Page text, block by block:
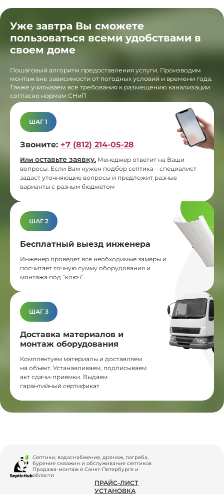
Уже завтра Вы сможете
пользоваться всеми удобствами в
своем доме
Пошаговый алгоритм предоставления услуги. Производим
монтаж вне зависимости от погодных условий и времени года.
Также учитываем все требования к размещению канализации
согласно нормам СНиП
ШАГ 1
Звоните: +7 (812) 214-05-28
Или оставьте заявку. Менеджер ответит на Ваши
вопросы. Если Вам нужен подбор септика – специалист
задаст уточняющие вопросы и предложит разные
варианты с разным бюджетом
ШАГ 2
Бесплатный выезд инженера
Инженер проведет все необходимые замеры и
посчитает точную сумму оборудования и
монтажа под “ключ”.
ШАГ 3
Доставка материалов и
монтаж оборудования
Комплектуем материалы и доставляем
на объект. Устанавливаем, подписываем
акт сдачи-приемки. Выдаем
гарантийный сертификат
Септики, водоснабжение, дренаж, погреба,
бурение скважин и обслуживание септиков
Продажа-монтаж в Санкт-Петербурге и
области
ПРАЙС-ЛИСТ
УСТАНОВКА